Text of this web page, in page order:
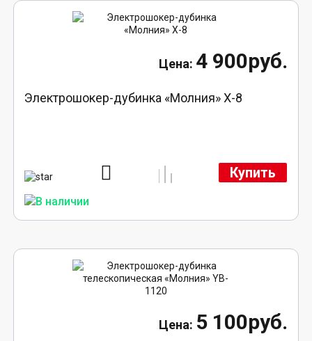
4 900руб.
Электрошокер-дубинка «Молния» Х-8
Купить
5 100руб.